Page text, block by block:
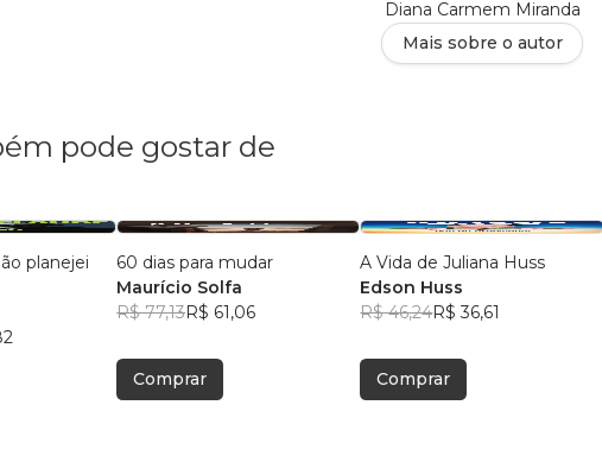
Diana Carmem Miranda
Mais sobre o autor
pode gostar de
planejei
60 dias para mudar
Maurício Solfa
R$ 77,13R$ 61,06
Comprar
A Vida de Juliana Huss
Edson Huss
R$ 46,24R$ 36,61
Comprar